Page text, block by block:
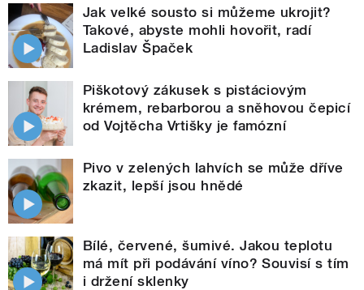
Jak velké sousto si můžeme ukrojit?
Takové, abyste mohli hovořit, radí
Ladislav Špaček
Piškotový zákusek s pistáciovým
krémem, rebarborou a sněhovou čepicí
od Vojtěcha Vrtišky je famózní
Pivo v zelených lahvích se může dříve
zkazit, lepší jsou hnědé
Bílé, červené, šumivé. Jakou teplotu
má mít při podávání víno? Souvisí s tím
i držení sklenky